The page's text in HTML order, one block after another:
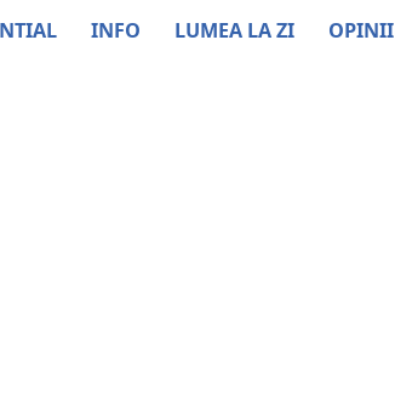
INFO LUMEA LA ZI OPINII